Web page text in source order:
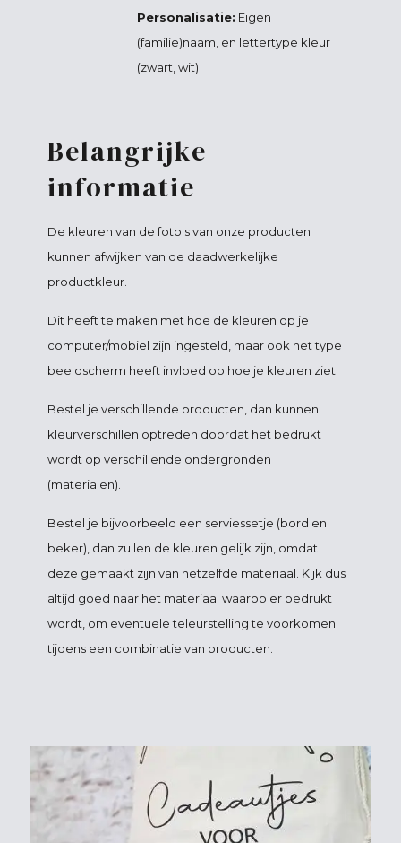
Personalisatie: Eigen
(familie)naam, en lettertype kleur
(zwart, wit)
Belangrijke
informatie
De kleuren van de foto's van onze producten
kunnen afwijken van de daadwerkelijke
productkleur.
Dit heeft te maken met hoe de kleuren op je
computer/mobiel zijn ingesteld, maar ook het type
beeldscherm heeft invloed op hoe je kleuren ziet.
Bestel je verschillende producten, dan kunnen
kleurverschillen optreden doordat het bedrukt
wordt op verschillende ondergronden
(materialen).
Bestel je bijvoorbeeld een serviessetje (bord en
beker), dan zullen de kleuren gelijk zijn, omdat
deze gemaakt zijn van hetzelfde materiaal. Kijk dus
altijd goed naar het materiaal waarop er bedrukt
wordt, om eventuele teleurstelling te voorkomen
tijdens een combinatie van producten.